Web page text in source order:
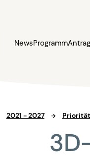
NewsProgramm
2021 - 2027